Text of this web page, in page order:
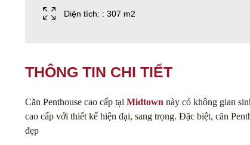
Diện tích: : 307 m2
THÔNG TIN CHI TIẾT
Căn Penthouse cao cấp tại Midtown này có không gian
cao cấp với thiết kế hiện đại, sang trọng. Đặc biệt, căn
đẹp